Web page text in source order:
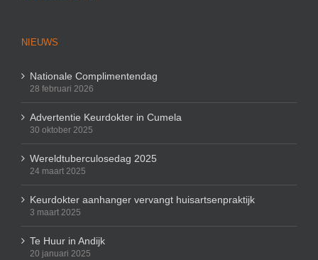
NIEUWS
Nationale Complimentendag
28 februari 2026
Advertentie Keurdokter in Cumela
30 oktober 2025
Wereldtuberculosedag 2025
24 maart 2025
Keurdokter aanhanger vervangt huisartsenpraktijk
3 maart 2025
Te Huur in Andijk
20 januari 2025